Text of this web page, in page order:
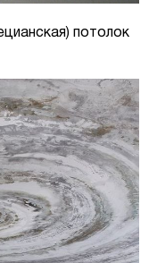
потолок